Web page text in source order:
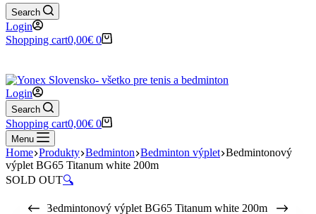
Search
Login
Shopping cart0,00€ 0
Login
Search
Shopping cart0,00€ 0
Menu
Home Produkty Bedminton Bedminton výplet Bedmintonový
výplet BG65 Titanum white 200m
SOLD OUT🔍